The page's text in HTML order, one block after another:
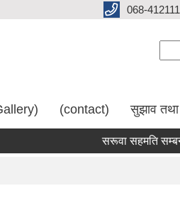
068-412111
(contact) सुझाव तथा
सरूवा सहमति